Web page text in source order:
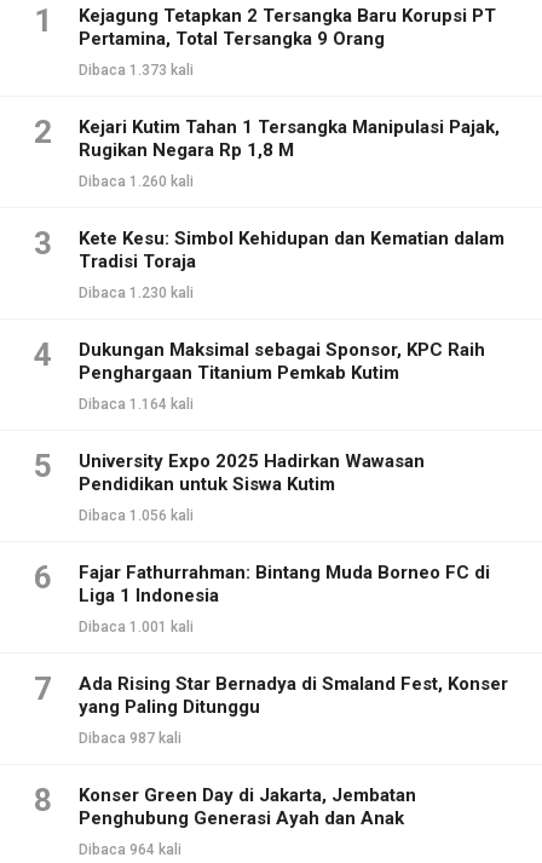
1
Kejagung Tetapkan 2 Tersangka Baru Korupsi PT
Pertamina, Total Tersangka 9 Orang
Dibaca 1.373 kali
2
Kejari Kutim Tahan 1 Tersangka Manipulasi Pajak,
Rugikan Negara Rp 1,8 M
Dibaca 1.260 kali
3
Kete Kesu: Simbol Kehidupan dan Kematian dalam
Tradisi Toraja
Dibaca 1.230 kali
4
Dukungan Maksimal sebagai Sponsor, KPC Raih
Penghargaan Titanium Pemkab Kutim
Dibaca 1.164 kali
5
University Expo 2025 Hadirkan Wawasan
Pendidikan untuk Siswa Kutim
Dibaca 1.056 kali
6
Fajar Fathurrahman: Bintang Muda Borneo FC di
Liga 1 Indonesia
Dibaca 1.001 kali
7
Ada Rising Star Bernadya di Smaland Fest, Konser
yang Paling Ditunggu
Dibaca 987 kali
8
Konser Green Day di Jakarta, Jembatan
Penghubung Generasi Ayah dan Anak
Dibaca 964 kali